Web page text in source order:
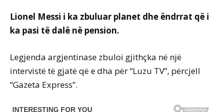
Lionel Messi i ka zbuluar planet dhe ëndrrat që i
ka pasi të dalë në pension.
Legjenda argjentinase zbuloi gjithçka në një
intervistë të gjatë që e dha për “Luzu TV”, përcjell
“Gazeta Express”.